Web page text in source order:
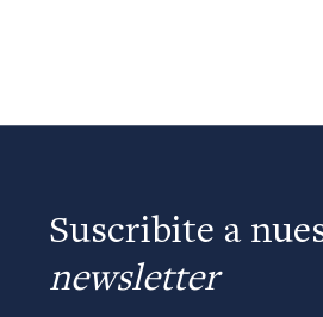
Suscribite a
newsletter